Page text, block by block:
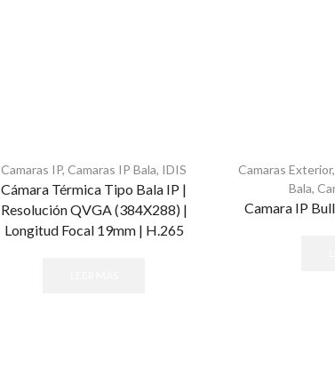
Camaras IP, Camaras IP Bala, IDIS
Cámara Térmica Tipo Bala IP |
Resolución QVGA (384X288) |
Longitud Focal 19mm | H.265
Camaras Exterior,
Bala,
Camara IP